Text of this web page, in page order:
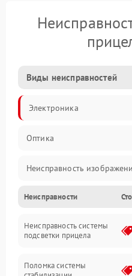
Виды неисправностей
Электроника
Оптика
Неисправность
Механические
Неисправность
Неисправности
Неисправность системы
подсветки прицела
Поломка системы